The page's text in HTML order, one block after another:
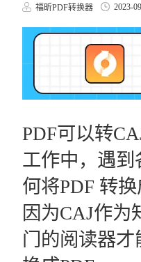
福昕PDF转换器 2023-
PDF可以转
工作中，遇
何将PDF 转
因为CAJ作为
门的阅读器